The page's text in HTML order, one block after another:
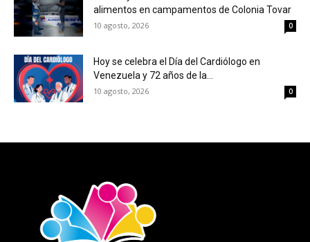
alimentos en campamentos de Colonia Tovar
10 agosto, 2026 0
Hoy se celebra el Día del Cardiólogo en
Venezuela y 72 años de la...
10 agosto, 2026 0